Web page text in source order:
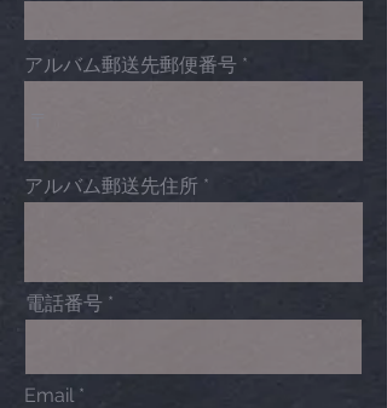
アルバム郵送先郵便番号
アルバム郵送先住所
電話番号
Email